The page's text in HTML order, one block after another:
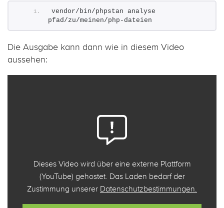
vendor/bin/phpstan analyse
pfad/zu/meinen/php-dateien
Die Ausgabe kann dann wie in diesem Video
aussehen:
Dieses Video wird über eine externe Plattform
(YouTube) gehostet. Das Laden bedarf der
Zustimmung unserer Datenschutzbestimmungen.